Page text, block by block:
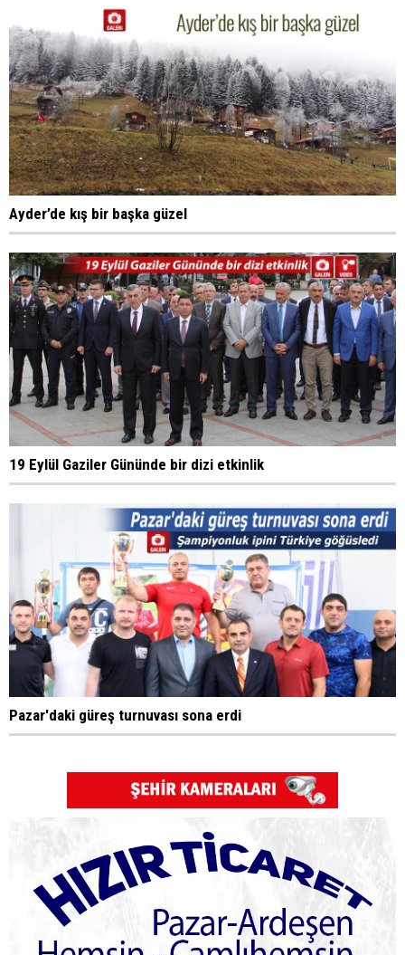
Ayder’de kış bir başka güzel
19 Eylül Gaziler Gününde bir dizi etkinlik
Pazar'daki güreş turnuvası sona erdi